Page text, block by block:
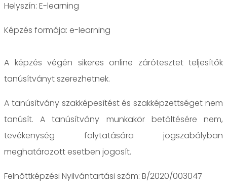
Helyszín: E-learning
e-learning
A képzés végén sikeres online zárótesztet teljesítők
tanúsítványt szerezhetnek.
A tanúsítvány szakképesítést és szakképzettséget nem
tanúsít. A tanúsítvány munkakör betöltésére nem,
tevékenység folytatására jogszabályban
meghatározott esetben jogosít.
Felnőttképzési Nyilvántartási szám: B/2020/003047